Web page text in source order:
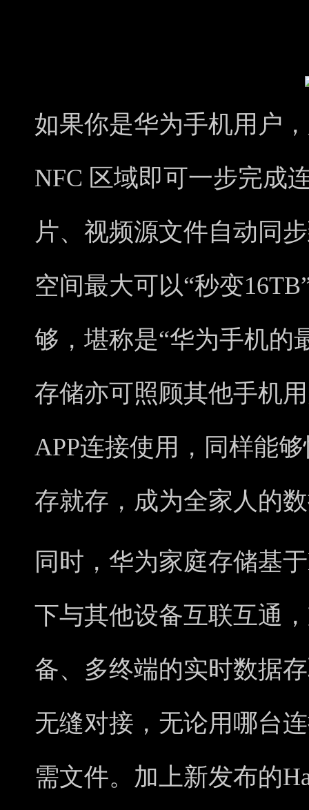
如果你是华为手机用户
NFC 区域即可一步完成
片、视频源文件自动同
空间最大可以“秒变
够，堪称是“华为手机的
存储亦可照顾其他手机
APP连接使用，同样能
存就存，成为全家人的
同时，华为家庭存储基
下与其他设备互联互通
备、多终端的实时数据
无缝对接，无论用哪台
需文件。加上新发布的